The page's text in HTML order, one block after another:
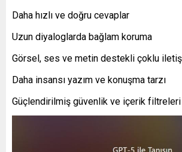
Daha hızlı ve doğru cevaplar
Uzun diyaloglarda bağlam koruma
Görsel, ses ve metin destekli çoklu
Daha insansı yazım ve konuşma tarzı
Güçlendirilmiş güvenlik ve içerik filtreleri